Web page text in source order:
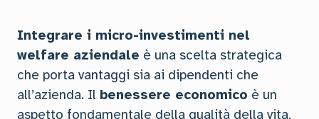
Integrare i micro-investimenti nel
welfare aziendale è una scelta strategica
che porta vantaggi sia ai dipendenti che
all’azienda. Il benessere economico è un
aspetto fondamentale della qualità della vita,